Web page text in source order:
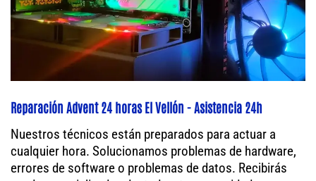
Reparación Advent 24 horas El Vellón - Asistencia 24h
Nuestros técnicos están preparados para actuar a
cualquier hora. Solucionamos problemas de hardware,
errores de software o problemas de datos. Recibirás